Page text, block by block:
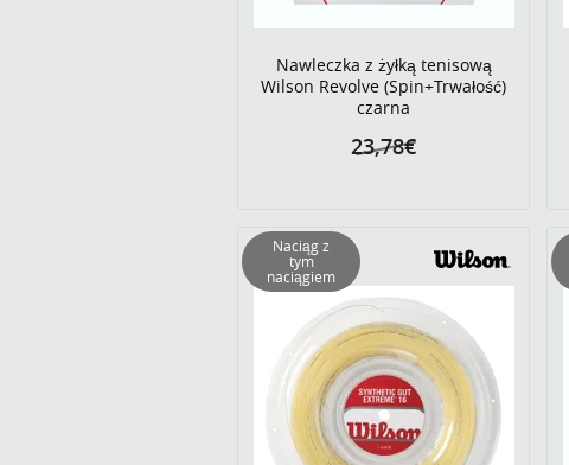
Nawleczka z żyłką tenisową
Wilson Revolve (Spin+Trwałość)
czarna
23,78€
Naciąg z
tym
naciągiem